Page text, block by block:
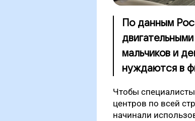
По данным
мальчиков и
нуждаются в
Чтобы
центров по всей
начинали